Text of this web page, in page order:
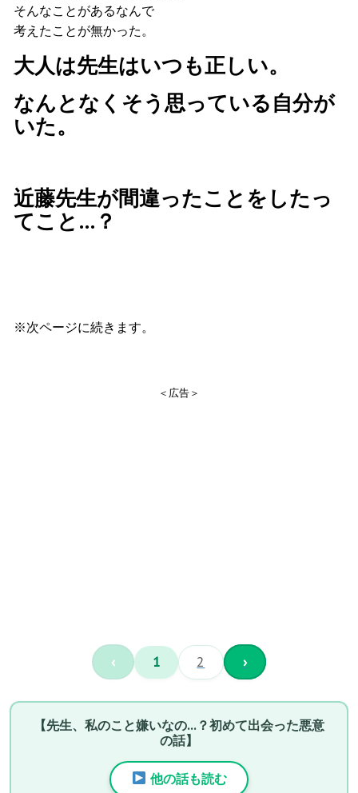
そんなことがあるなんで
考えたことが無かった。
大人は先生はいつも正しい。
なんとなくそう思っている自分が
いた。
近藤先生が間違ったことをしたっ
てこと…？
※次ページに続きます。
＜広告＞
‹ 1 2 ›
【先生、私のこと嫌いなの…？初めて出会った悪意
の話】
他の話も読む